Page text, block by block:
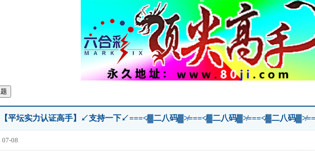
:【平坛实力认证高手】↙支持一下↙===≮▓二八码▓≯===≮▓二八码▓≯===≮▓二八码
07-08